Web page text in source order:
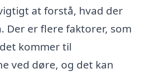
at forstå, hvad der
Der er flere faktorer, som
kommer til
ved døre, og det kan